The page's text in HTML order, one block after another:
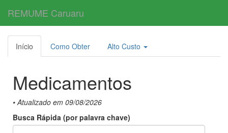
REMUME Caruaru
Início Como Obter Alto Custo
Medicamentos
• Atualizado em 09/08/2026
Busca Rápida (por palavra chave)